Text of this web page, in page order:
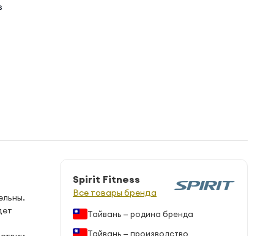
Spirit Fitness
Все товары бренда
Тайвань — родина бренда
Тайвань — производство